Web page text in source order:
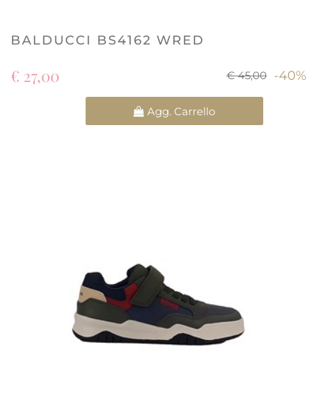
BALDUCCI BS4162 WRED
€ 45,00 -40%
€ 27,00
Agg. Carrello